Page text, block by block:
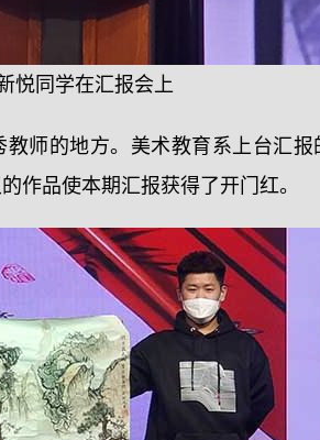
悦同学在汇报会上
师的地方。美术教育系上台汇
作品使本期汇报获得了开门红。